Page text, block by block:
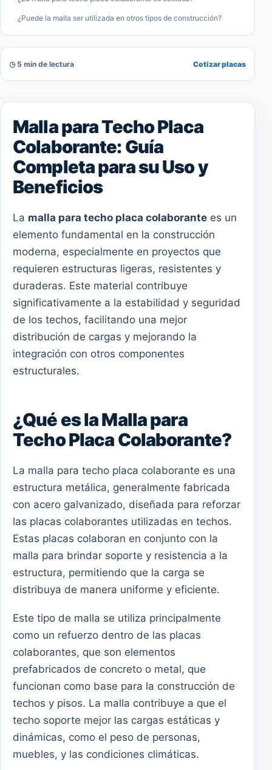
¿Puede la malla ser utilizada en otros tipos de construcción?
◷ 5 min de lectura Cotizar placas
Malla para Techo Placa
Colaborante: Guía
Completa para su Uso y
Beneficios
La malla para techo placa colaborante es un
elemento fundamental en la construcción
moderna, especialmente en proyectos que
requieren estructuras ligeras, resistentes y
duraderas. Este material contribuye
significativamente a la estabilidad y seguridad
de los techos, facilitando una mejor
distribución de cargas y mejorando la
integración con otros componentes
estructurales.
¿Qué es la Malla para
Techo Placa Colaborante?
La malla para techo placa colaborante es una
estructura metálica, generalmente fabricada
con acero galvanizado, diseñada para reforzar
las placas colaborantes utilizadas en techos.
Estas placas colaboran en conjunto con la
malla para brindar soporte y resistencia a la
estructura, permitiendo que la carga se
distribuya de manera uniforme y eficiente.
Este tipo de malla se utiliza principalmente
como un refuerzo dentro de las placas
colaborantes, que son elementos
prefabricados de concreto o metal, que
funcionan como base para la construcción de
techos y pisos. La malla contribuye a que el
techo soporte mejor las cargas estáticas y
dinámicas, como el peso de personas,
muebles, y las condiciones climáticas.